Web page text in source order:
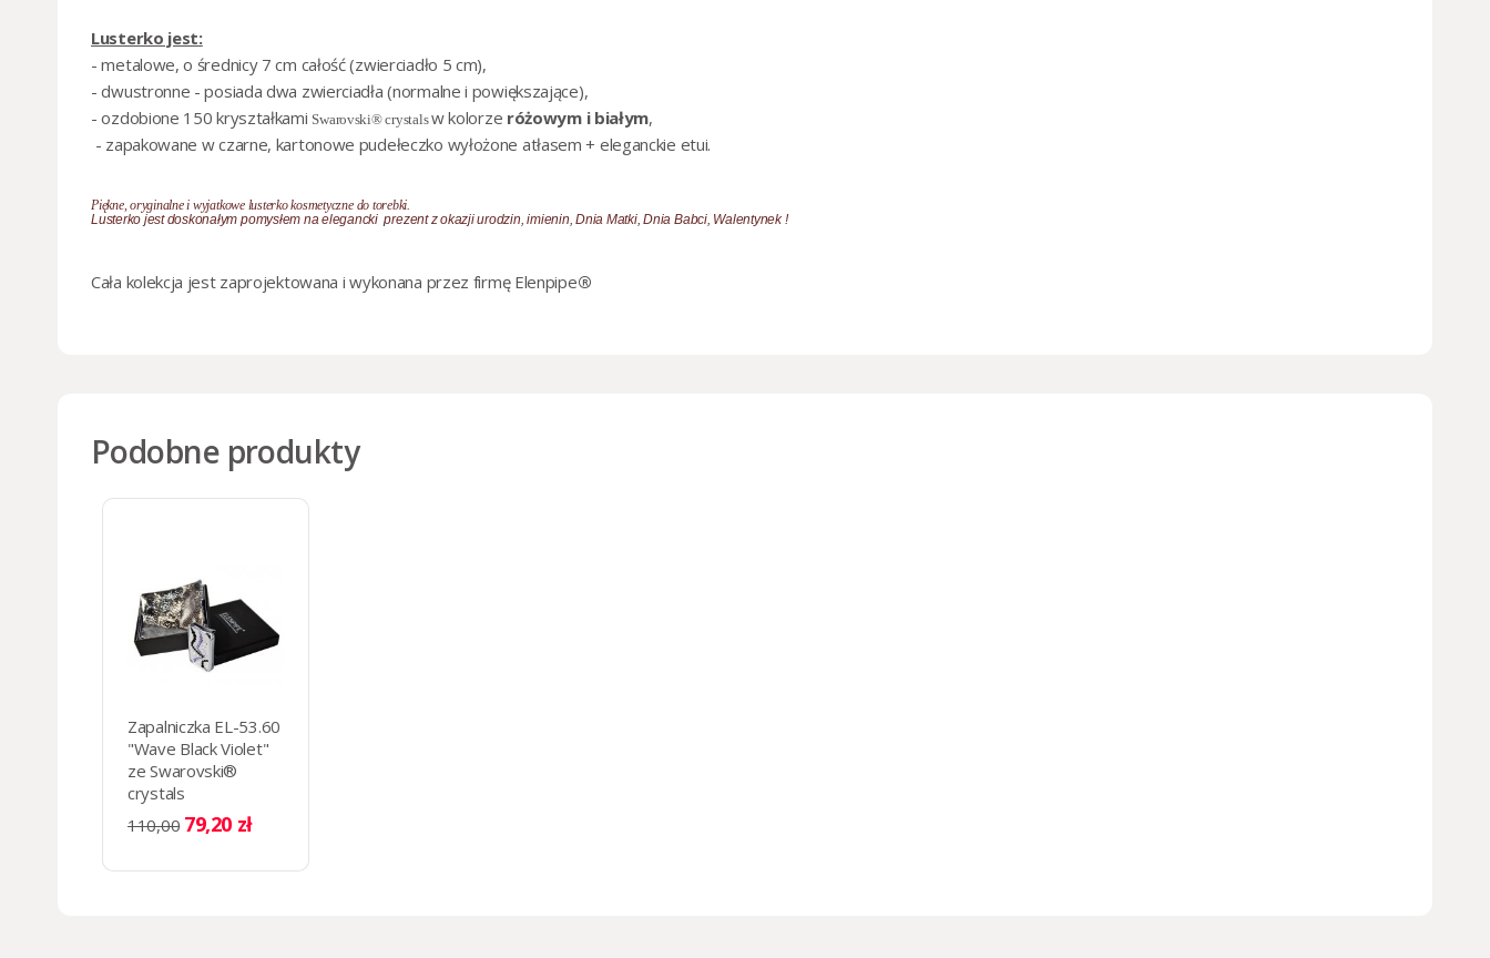
Lusterko jest:
- metalowe, o średnicy 7 cm całość (zwierciadło 5 cm),
- dwustronne - posiada dwa zwierciadła (normalne i powiększające),
- ozdobione 150 kryształkami Swarovski® crystalsw kolorze różowym i białym,
- zapakowane w czarne, kartonowe pudełeczko wyłożone atłasem + eleganckie etui.
Piękne, oryginalne i wyjatkowe lusterko kosmetyczne do torebki.
Lusterko jest doskonałym pomysłem na elegancki prezent z okazji urodzin, imienin, Dnia Matki, Dnia Babci, Walentynek !
Cała kolekcja jest zaprojektowana i wykonana przez firmę Elenpipe®
Podobne produkty
Zapalniczka EL-53.60
"Wave Black Violet"
ze Swarovski®
crystals
110,00 79,20 zł